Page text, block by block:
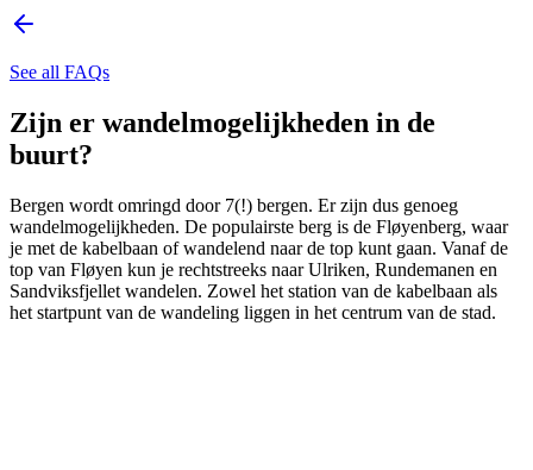
See all FAQs
Zijn er wandelmogelijkheden in de
buurt?
Bergen wordt omringd door 7(!) bergen. Er zijn dus genoeg
wandelmogelijkheden. De populairste berg is de Fløyenberg, waar
je met de kabelbaan of wandelend naar de top kunt gaan. Vanaf de
top van Fløyen kun je rechtstreeks naar Ulriken, Rundemanen en
Sandviksfjellet wandelen. Zowel het station van de kabelbaan als
het startpunt van de wandeling liggen in het centrum van de stad.